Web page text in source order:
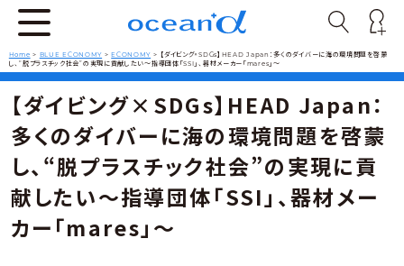
Home > BLUE ECONOMY >ECONOMY > 【ダイビング×SDGs】HEAD Japan：多くのダイバーに海の環境問題を啓蒙
し、“脱プラスチック社会”の実現に貢献したい〜指導団体「SSI」、器材メーカー「mares」〜
【ダイビング×SDGs】HEAD Japan：
多くのダイバーに海の環境問題を啓蒙
し、“脱プラスチック社会”の実現に貢
献したい〜指導団体「SSI」、器材メー
カー「mares」〜